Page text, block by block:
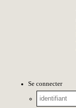
Se connecter